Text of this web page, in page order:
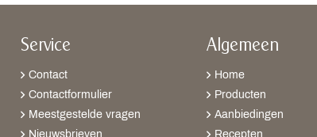
Service
Contact
Contactformulier
Meestgestelde vragen
Nieuwsbrieven
Algemeen
Home
Producten
Aanbiedingen
Recepten